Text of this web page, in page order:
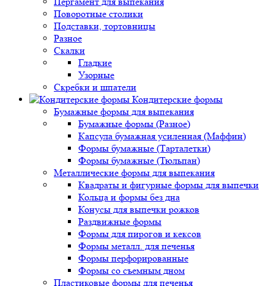
Поворотные столики
Подставки, тортовницы
Разное
Скалки
Гладкие
Узорные
Скребки и шпатели
Кондитерские формы
Бумажные формы для выпекания
Бумажные формы (Разное)
Капсула бумажная усиленная (Маффин)
Формы бумажные (Тарталетки)
Формы бумажные (Тюльпан)
Металлические формы для выпекания
Квадраты и фигурные формы для выпечки
Кольца и формы без дна
Конусы для выпечки рожков
Раздвижные формы
Формы для пирогов и кексов
Формы металл. для печенья
Формы перфорированные
Формы со съемным дном
Пластиковые формы для печенья